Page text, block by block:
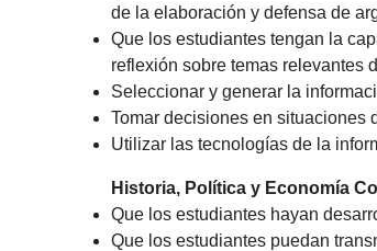
de la elaboración y defensa de
Que los estudiantes tengan la
reflexión sobre temas relevantes
Seleccionar y generar la
Tomar decisiones en situaciones
Utilizar las tecnologías de la
Historia, Política y Economía
Que los estudiantes hayan
Que los estudiantes puedan